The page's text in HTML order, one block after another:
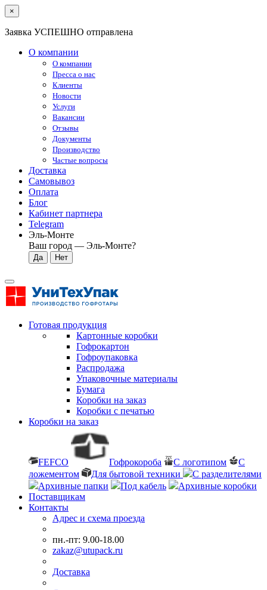
×
Заявка УСПЕШНО отправлена
О компании
О компании
Пресса о нас
Клиенты
Новости
Услуги
Вакансии
Отзывы
Документы
Производство
Частые вопросы
Доставка
Самовывоз
Оплата
Блог
Кабинет партнера
Telegram
Эль-Монте
Ваш город — Эль-Монте?
Готовая продукция
Картонные коробки
Гофрокартон
Гофроупаковка
Распродажа
Упаковочные материалы
Бумага
Коробки на заказ
Коробки с печатью
Коробки на заказ
FEFCO Гофрокороба С логотипом
С
ложементом
Для бытовой техники
С разделителями
Архивные папки
Под кабель
Архивные коробки
Поставщикам
Контакты
Адрес и схема проезда
пн.-пт: 9.00-18.00
zakaz@utupack.ru
Доставка